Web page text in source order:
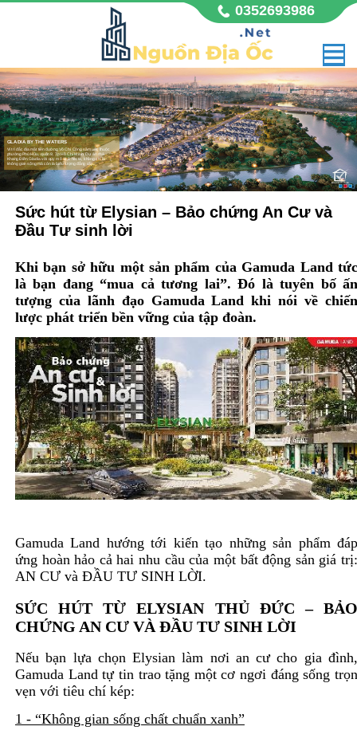
0352693986
GLADIA BY THE WATERS
Vị trí đắc địa mặt tiền đường Võ Chí Công sầm uất, thuộc
phường Phú Hữu, quận 9, Tp Hồ Chí Minh. Dự án nhà
Khang Điền Gladia với quy mô 11,8 hecta, không chỉ là
không gian sống mà còn là biểu tượng đẳng cấp,
Sức hút từ Elysian – Bảo chứng An Cư và
Đầu Tư sinh lời
Khi bạn sở hữu một sản phẩm của Gamuda Land
là bạn đang “mua cả tương lai”. Đó là tuyên bố
tượng của lãnh đạo Gamuda Land khi nói về
lược phát triển bền vững của tập đoàn.
Gamuda Land hướng tới kiến tạo những sản phẩm
ứng hoàn hảo cả hai nhu cầu của một bất động sản giá
AN CƯ và ĐẦU TƯ SINH LỜI.
SỨC HÚT TỪ ELYSIAN THỦ ĐỨC –
CHỨNG AN CƯ VÀ ĐẦU TƯ SINH LỜI
Nếu bạn lựa chọn Elysian làm nơi an cư cho gia
Gamuda Land tự tin trao tặng một cơ ngơi đáng sống
vẹn với tiêu chí kép:
1 - “Không gian sống chất chuẩn xanh”